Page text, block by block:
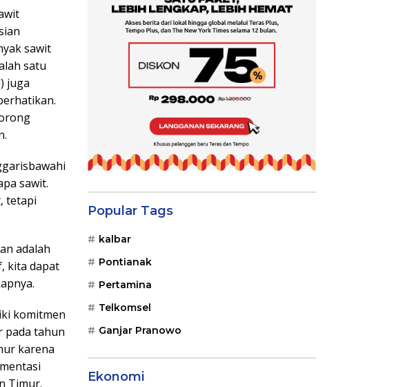
sawit
satu
juga
sawit.
tetapi
adalah
kita dapat
komitmen
pada tahun
karena
Timur.
Popular Tags
kalbar
Pontianak
Pertamina
Telkomsel
Ganjar Pranowo
Ekonomi